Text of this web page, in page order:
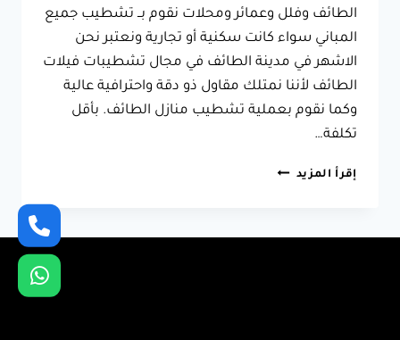
الطائف وفلل وعمائر ومحلات نقوم بــ تشطيب جميع
المباني سواء كانت سكنية أو تجارية ونعتبر نحن
الاشهر في مدينة الطائف في مجال تشطيبات فيلات
الطائف لأننا نمتلك مقاول ذو دقة واحترافية عالية
وكما نقوم بعملية تشطيب منازل الطائف. بأقل
تكلفة…
إقرأ المزيد مقاول